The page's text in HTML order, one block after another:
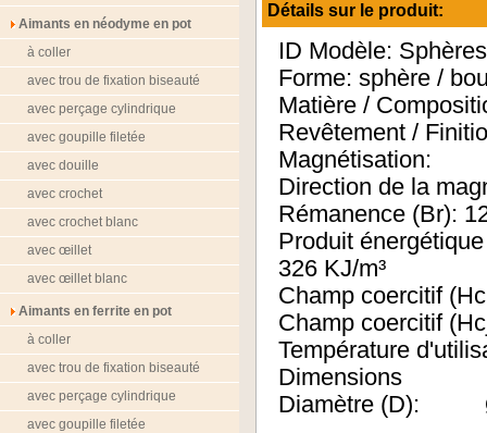
Aimants en néodyme en pot
à coller
avec trou de fixation biseauté
avec perçage cylindrique
avec goupille filetée
avec douille
avec crochet
avec crochet blanc
avec œillet
avec œillet blanc
Aimants en ferrite en pot
à coller
avec trou de fixation biseauté
avec perçage cylindrique
avec goupille filetée
Détails sur le produit:
ID Modèle:
Forme: sphère /
Matière /
Revêtement /
Magnétisation:
Direction de la
Rémanence (Br):
Produit
326 KJ/m³
Champ
Champ coercitif
Température
Dimensions
Diamètre (D):